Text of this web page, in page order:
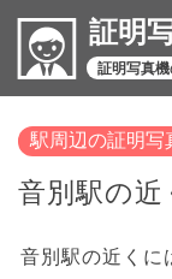
証明
証明写真
駅周辺の証明写
音別駅の近
音別駅の近くに